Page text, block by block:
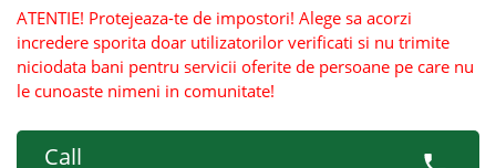
ATENTIE! Protejeaza-te de impostori! Alege sa acorzi
incredere sporita doar utilizatorilor verificati si nu trimite
niciodata bani pentru servicii oferite de persoane pe care nu
le cunoaste nimeni in comunitate!
Call